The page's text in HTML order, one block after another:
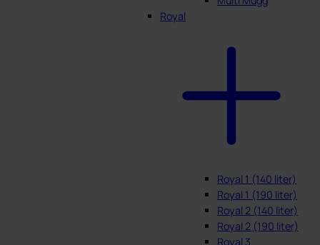
Royal
Royal 1 (140 liter)
Royal 1 (190 liter)
Royal 2 (140 liter)
Royal 2 (190 liter)
Royal 3